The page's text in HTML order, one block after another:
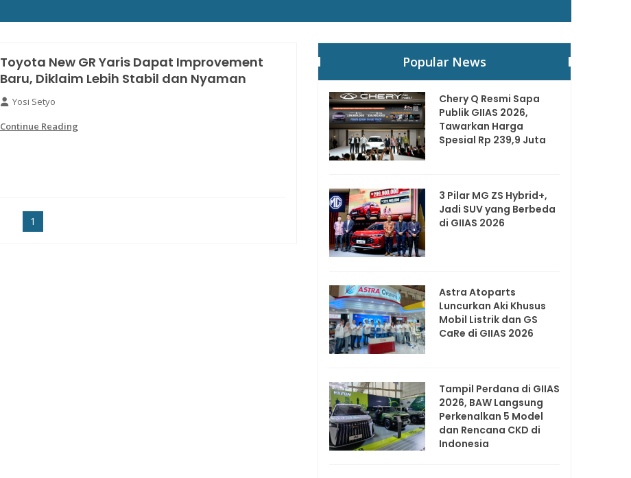
Toyota New GR Yaris Dapat Improvement
Baru, Diklaim Lebih Stabil dan Nyaman
Yosi Setyo
Continue Reading
1
Popular News
Chery Q Resmi Sapa
Publik GIIAS 2026,
Tawarkan Harga
Spesial Rp 239,9 Juta
3 Pilar MG ZS Hybrid+,
Jadi SUV yang Berbeda
di GIIAS 2026
Astra Atoparts
Luncurkan Aki Khusus
Mobil Listrik dan GS
CaRe di GIIAS 2026
Tampil Perdana di GIIAS
2026, BAW Langsung
Perkenalkan 5 Model
dan Rencana CKD di
Indonesia